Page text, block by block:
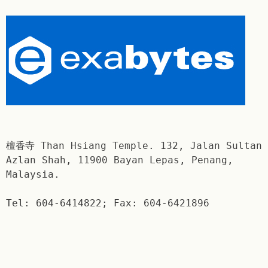
檀香寺 Than Hsiang Temple. 132, Jalan Sultan
Azlan Shah, 11900 Bayan Lepas, Penang,
Malaysia.
Tel: 604-6414822; Fax: 604-6421896